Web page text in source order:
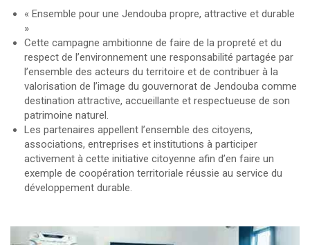
« Ensemble pour une Jendouba propre, attractive et durable
»
Cette campagne ambitionne de faire de la propreté et du
respect de l’environnement une responsabilité partagée par
l’ensemble des acteurs du territoire et de contribuer à la
valorisation de l’image du gouvernorat de Jendouba comme
destination attractive, accueillante et respectueuse de son
patrimoine naturel.
Les partenaires appellent l’ensemble des citoyens,
associations, entreprises et institutions à participer
activement à cette initiative citoyenne afin d’en faire un
exemple de coopération territoriale réussie au service du
développement durable.